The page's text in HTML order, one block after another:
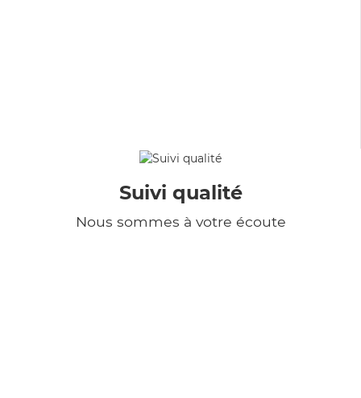
Suivi qualité
Nous sommes à votre écoute